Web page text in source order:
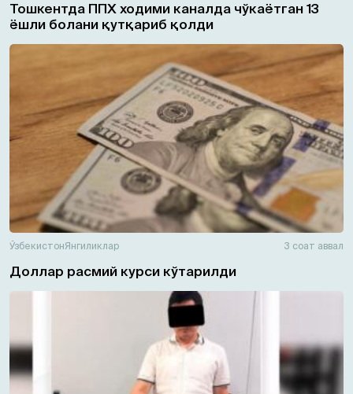
Тошкентда ППХ ходими каналда чўкаётган 13
ёшли болани қутқариб қолди
ЎзбекистонЯнгиликлар 3 соат аввал
Доллар расмий курси кўтарилди